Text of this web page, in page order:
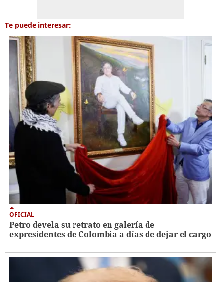
Te puede interesar:
OFICIAL
Petro devela su retrato en galería de
expresidentes de Colombia a días de dejar el cargo